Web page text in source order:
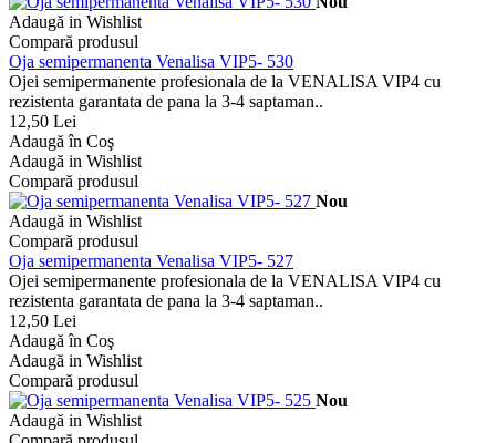
Adaugă in Wishlist
Compară produsul
Oja semipermanenta Venalisa VIP5- 530
Ojei semipermanente profesionala de la VENALISA VIP4 cu
rezistenta garantata de pana la 3-4 saptaman..
12,50 Lei
Adaugă în Coş
Adaugă in Wishlist
Compară produsul
Nou
Adaugă in Wishlist
Compară produsul
Oja semipermanenta Venalisa VIP5- 527
Ojei semipermanente profesionala de la VENALISA VIP4 cu
rezistenta garantata de pana la 3-4 saptaman..
12,50 Lei
Adaugă în Coş
Adaugă in Wishlist
Compară produsul
Nou
Adaugă in Wishlist